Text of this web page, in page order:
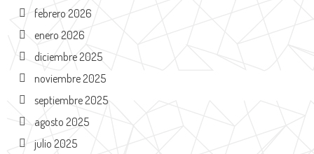
febrero 2026
enero 2026
diciembre 2025
noviembre 2025
septiembre 2025
agosto 2025
julio 2025